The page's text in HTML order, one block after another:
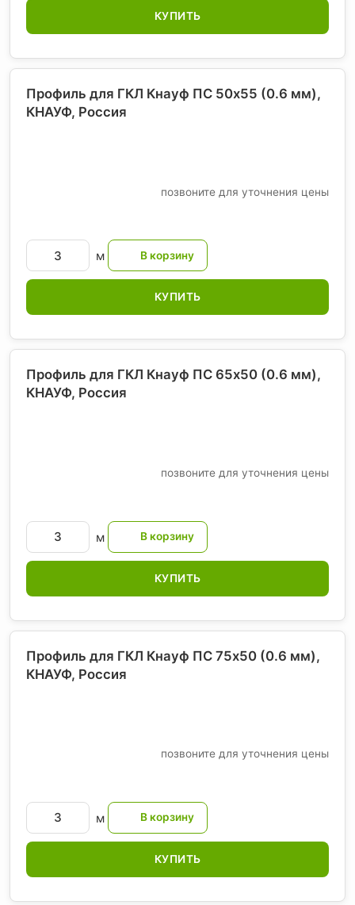
КУПИТЬ
Профиль для ГКЛ Кнауф ПС 50х55 (0.6 мм),
КНАУФ, Россия
позвоните для уточнения цены
м
КУПИТЬ
Профиль для ГКЛ Кнауф ПС 65х50 (0.6 мм),
КНАУФ, Россия
позвоните для уточнения цены
м
КУПИТЬ
Профиль для ГКЛ Кнауф ПС 75х50 (0.6 мм),
КНАУФ, Россия
позвоните для уточнения цены
м
КУПИТЬ